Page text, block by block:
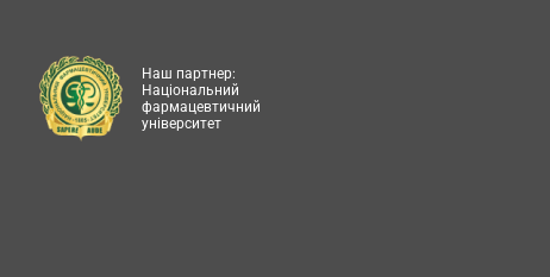
Наш партнер:
Національний
фармацевтичний
університет